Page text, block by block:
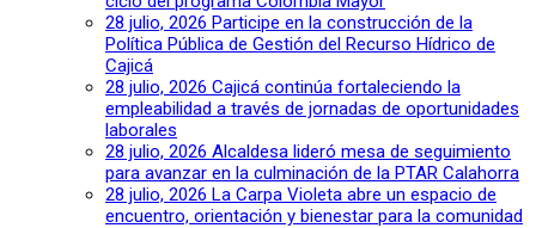
28 julio, 2026 Participe en la construcción de la
Política Pública de Gestión del Recurso Hídrico de
Cajicá
28 julio, 2026 Cajicá continúa fortaleciendo la
empleabilidad a través de jornadas de oportunidades
laborales
28 julio, 2026 Alcaldesa lideró mesa de seguimiento
para avanzar en la culminación de la PTAR Calahorra
28 julio, 2026 La Carpa Violeta abre un espacio de
encuentro, orientación y bienestar para la comunidad